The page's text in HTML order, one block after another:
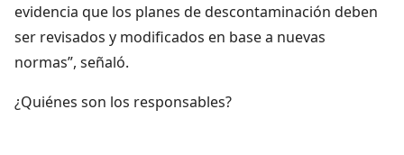
evidencia que los planes de descontaminación deben
ser revisados y modificados en base a nuevas
normas”, señaló.
¿Quiénes son los responsables?